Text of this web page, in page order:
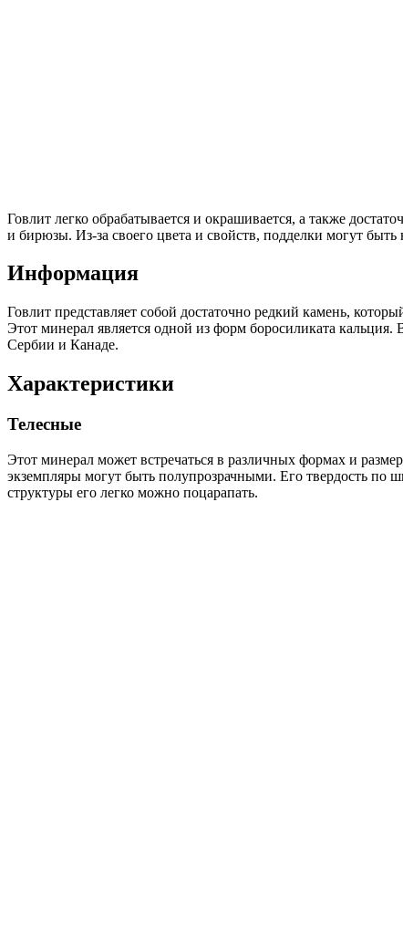
Говлит легко обрабатывается и окрашивается, а также
и бирюзы. Из-за своего цвета и свойств, подделки могут
Информация
Говлит представляет собой достаточно редкий камень,
Этот минерал является одной из форм боросиликата
Сербии и Канаде.
Характеристики
Телесные
Этот минерал может встречаться в различных формах и
экземпляры могут быть полупрозрачными. Его твердость по
структуры его легко можно поцарапать.